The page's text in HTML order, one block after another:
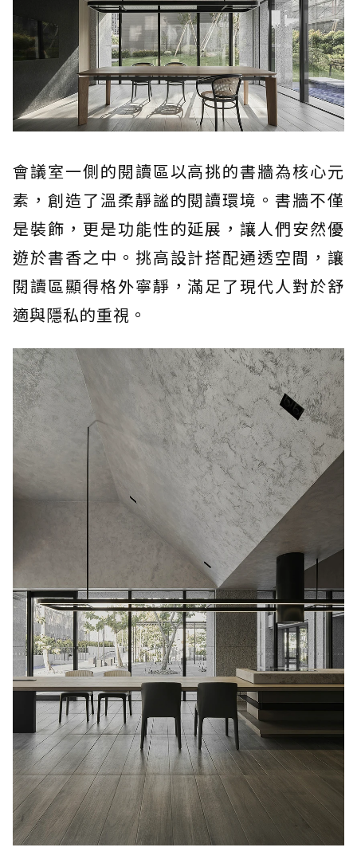
會議室一側的閱讀區以高挑的書牆為核心元
素，創造了溫柔靜謐的閱讀環境。書牆不僅
是裝飾，更是功能性的延展，讓人們安然優
遊於書香之中。挑高設計搭配通透空間，讓
閱讀區顯得格外寧靜，滿足了現代人對於舒
適與隱私的重視。